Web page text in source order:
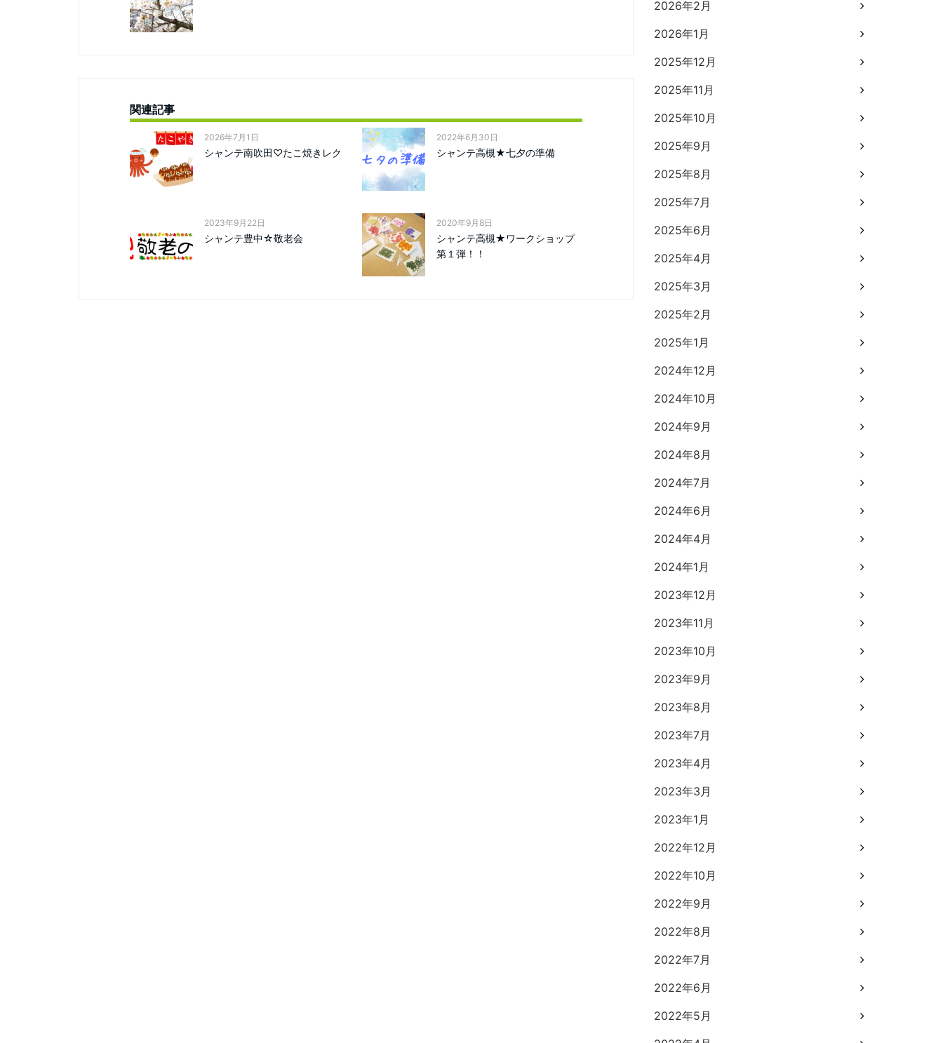
関連記事
2026年7月1日
シャンテ南吹田♡たこ焼きレク
2022年6月30日
シャンテ高槻★七夕の準備
2023年9月22日
シャンテ豊中☆敬老会
2020年9月8日
シャンテ高槻★ワークショップ
第１弾！！
2026年2月
2026年1月
2025年12月
2025年11月
2025年10月
2025年9月
2025年8月
2025年7月
2025年6月
2025年4月
2025年3月
2025年2月
2025年1月
2024年12月
2024年10月
2024年9月
2024年8月
2024年7月
2024年6月
2024年4月
2024年1月
2023年12月
2023年11月
2023年10月
2023年9月
2023年8月
2023年7月
2023年4月
2023年3月
2023年1月
2022年12月
2022年10月
2022年9月
2022年8月
2022年7月
2022年6月
2022年5月